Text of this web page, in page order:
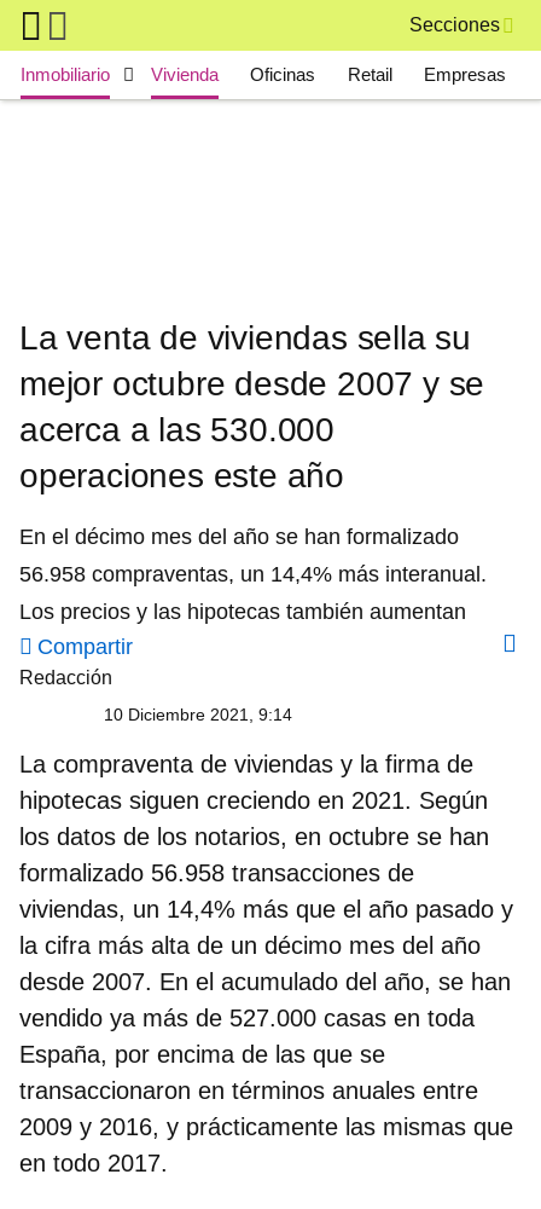
Skip to main content
Secciones
Main navigation
Inmobiliario Vivienda Oficinas Retail Empresas
La venta de viviendas sella su
mejor octubre desde 2007 y se
acerca a las 530.000
operaciones este año
En el décimo mes del año se han formalizado
56.958 compraventas, un 14,4% más interanual.
Los precios y las hipotecas también aumentan
Compartir
Redacción
10 Diciembre 2021, 9:14
La compraventa de viviendas y la firma de
hipotecas siguen creciendo en 2021. Según
los datos de los notarios, en octubre se han
formalizado 56.958 transacciones de
viviendas, un 14,4% más que el año pasado y
la cifra más alta de un décimo mes del año
desde 2007. En el acumulado del año, se han
vendido ya más de 527.000 casas en toda
España, por encima de las que se
transaccionaron en términos anuales entre
2009 y 2016, y prácticamente las mismas que
en todo 2017.